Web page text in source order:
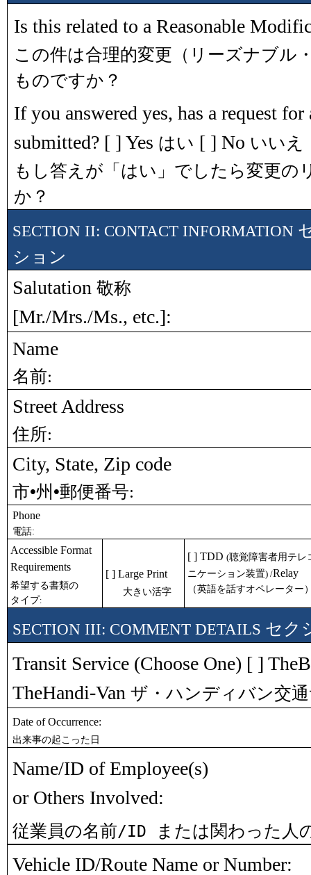
Is this related to a Reasonable
この件は合理的変更（リーズナブル
ものですか？
If you answered yes, has a request
submitted? [ ] Yes はい [ ] No いいえ
もし答えが「はい」でしたら変更の
か？
SECTION II: CONTACT INFORMATION
ション
Salutation 敬称
[Mr./Mrs./Ms., etc.]:
Name
名前:
Street Address
住所:
City, State, Zip code
市•州•郵便番号:
Phone
電話:
Accessible Format
Requirements
希望する書類の
タイプ:
[ ] Large Print
大きい活字
[ ] TDD (聴覚障害者用テレ
ニケーション装置) /Relay
（英語を話すオペレーター
SECTION III: COMMENT DETAILS セク
Transit Service (Choose One) [ ]
TheHandi-Van ザ・ハンディバン交
Date of Occurrence:
出来事の起こった日
Name/ID of Employee(s)
or Others Involved:
従業員の名前/ID または関わった人
Vehicle ID/Route Name or Number: